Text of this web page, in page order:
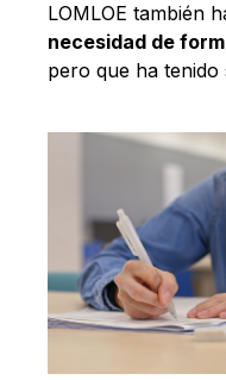
LOMLOE también
necesidad de
pero que ha tenido